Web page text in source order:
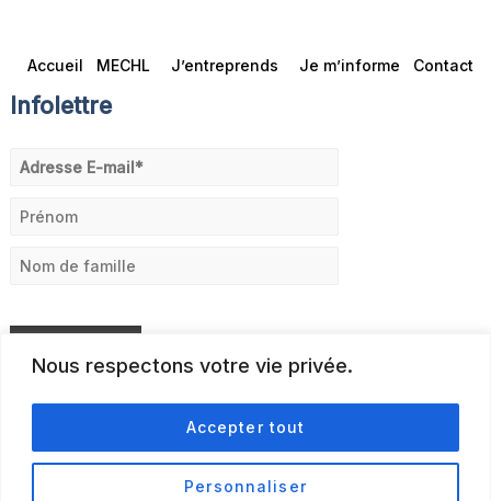
Nous respectons votre vie privée.
Personnaliser
Accepter tout
Accueil MECHL J’entreprends Je m’informe Contact
Infolettre